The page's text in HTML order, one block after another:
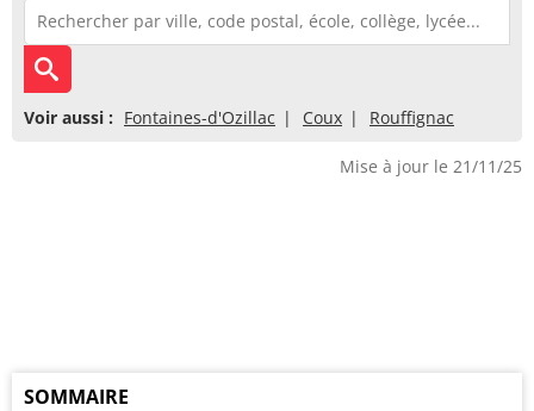
Voir aussi : Fontaines-d'Ozillac Coux Rouffignac
Mise à jour le 21/11/25
SOMMAIRE